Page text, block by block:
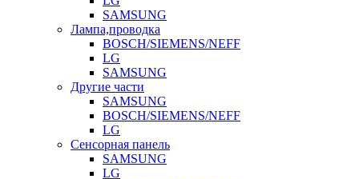
SAMSUNG
Лампа,проводка
BOSCH/SIEMENS/NEFF
LG
SAMSUNG
Другие части
SAMSUNG
BOSCH/SIEMENS/NEFF
LG
Сенсорная панель
SAMSUNG
LG